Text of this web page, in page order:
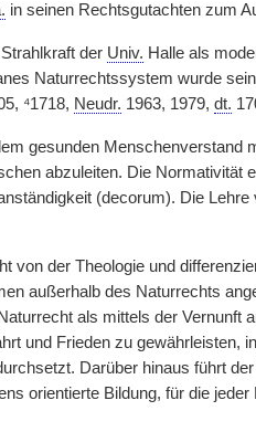
in seinen Rechtsgutachten zum
der Univ. Halle als
Naturrechtssystem wurde
⁴1718, Neudr. 1963, 1979, dt.
gesunden Menschenverstand
abzuleiten. Die Normativität
(decorum). Die
von der Theologie und
außerhalb des Naturrechts
als mittels der Vernunft
und Frieden zu gewährleisten,
Darüber hinaus führt
orientierte Bildung, für die